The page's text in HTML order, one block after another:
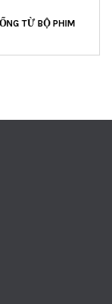
TỪ BỘ PHIM